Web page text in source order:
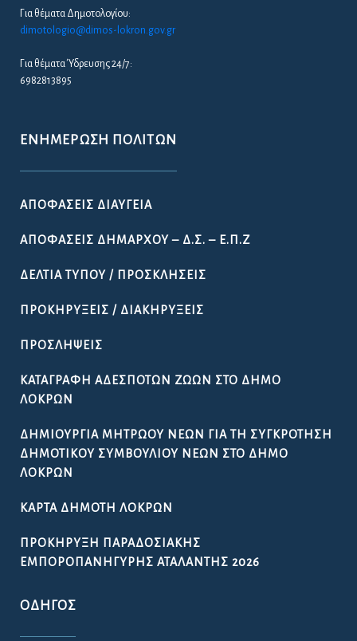
Για θέματα Δημοτολογίου:
dimotologio@dimos-lokron.gov.gr
Για θέματα Ύδρευσης 24/7:
6982813895
ΕΝΗΜΈΡΩΣΗ ΠΟΛΙΤΏΝ
ΑΠΟΦΆΣΕΙΣ ΔΙΑΎΓΕΙΑ
ΑΠΟΦΆΣΕΙΣ ΔΗΜΆΡΧΟΥ – Δ.Σ. – Ε.Π.Ζ
ΔΕΛΤΊΑ ΤΎΠΟΥ / ΠΡΟΣΚΛΉΣΕΙΣ
ΠΡΟΚΗΡΎΞΕΙΣ / ΔΙΑΚΗΡΎΞΕΙΣ
ΠΡΟΣΛΉΨΕΙΣ
ΚΑΤΑΓΡΑΦΉ ΑΔΈΣΠΟΤΩΝ ΖΏΩΝ ΣΤΟ ΔΉΜΟ
ΛΟΚΡΏΝ
ΔΗΜΙΟΥΡΓΊΑ ΜΗΤΡΏΟΥ ΝΈΩΝ ΓΙΑ ΤΗ ΣΥΓΚΡΌΤΗΣΗ
ΔΗΜΟΤΙΚΟΎ ΣΥΜΒΟΥΛΊΟΥ ΝΈΩΝ ΣΤΟ ΔΉΜΟ
ΛΟΚΡΏΝ
ΚΆΡΤΑ ΔΗΜΌΤΗ ΛΟΚΡΏΝ
ΠΡΟΚΉΡΥΞΗ ΠΑΡΑΔΟΣΙΑΚΉΣ
ΕΜΠΟΡΟΠΑΝΉΓΥΡΗΣ ΑΤΑΛΆΝΤΗΣ 2026
ΟΔΗΓΌΣ